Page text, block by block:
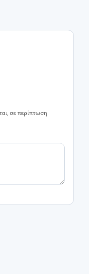
σε περίπτωση